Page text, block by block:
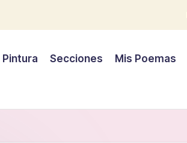
Pintura Secciones Mis Poemas